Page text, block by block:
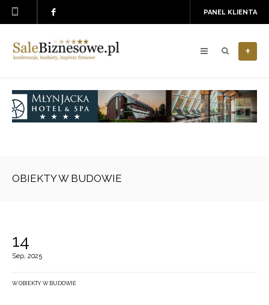
PANEL KLIENTA
+
OBIEKTY W BUDOWIE
14
Sep, 2025
W OBIEKTY W BUDOWIE